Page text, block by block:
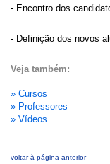
- Encontro dos
- Definição dos novos
Veja também:
» Cursos
» Professores
» Vídeos
voltar à página anterior